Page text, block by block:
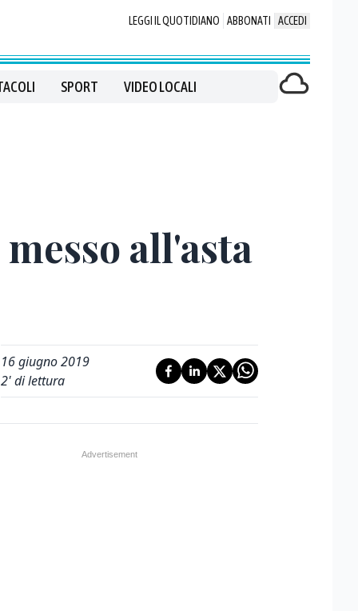
LEGGI IL QUOTIDIANO ABBONATI ACCEDI
SPORT VIDEO LOCALI
all'asta
16 giugno 2019
2' di lettura